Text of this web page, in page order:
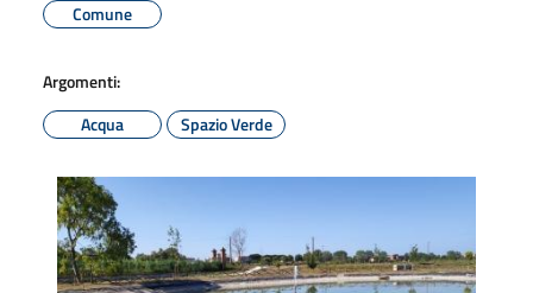
Comune
Argomenti:
Acqua
Spazio Verde